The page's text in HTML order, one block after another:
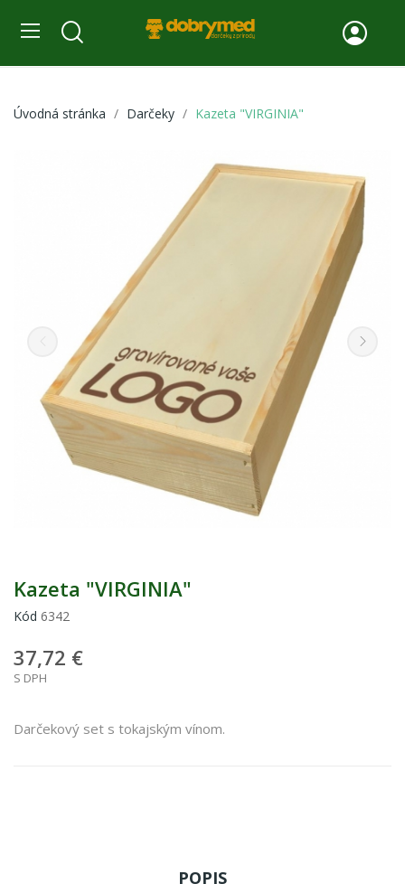
Úvodná stránka Darčeky Kazeta "VIRGINIA"
Kazeta "VIRGINIA"
Kód 6342
37,72 €
S DPH
Darčekový set s tokajským vínom.
POPIS